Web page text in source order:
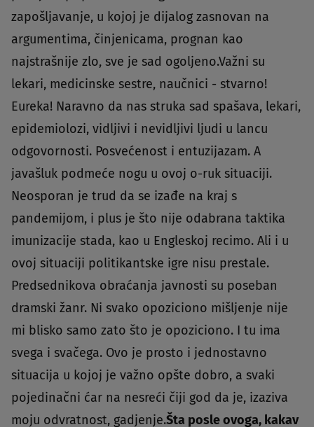
zapošljavanje, u kojoj je dijalog zasnovan na
argumentima, činjenicama, prognan kao
najstrašnije zlo, sve je sad ogoljeno.Važni su
lekari, medicinske sestre, naučnici - stvarno!
Eureka! Naravno da nas struka sad spašava, lekari,
epidemiolozi, vidljivi i nevidljivi ljudi u lancu
odgovornosti. Posvećenost i entuzijazam. A
javašluk podmeće nogu u ovoj o-ruk situaciji.
Neosporan je trud da se izađe na kraj s
pandemijom, i plus je što nije odabrana taktika
imunizacije stada, kao u Engleskoj recimo. Ali i u
ovoj situaciji politikantske igre nisu prestale.
Predsednikova obraćanja javnosti su poseban
dramski žanr. Ni svako opoziciono mišljenje nije
mi blisko samo zato što je opoziciono. I tu ima
svega i svačega. Ovo je prosto i jednostavno
situacija u kojoj je važno opšte dobro, a svaki
pojedinačni ćar na nesreći čiji god da je, izaziva
moju odvratnost, gadjenje.Šta posle ovoga, kakav